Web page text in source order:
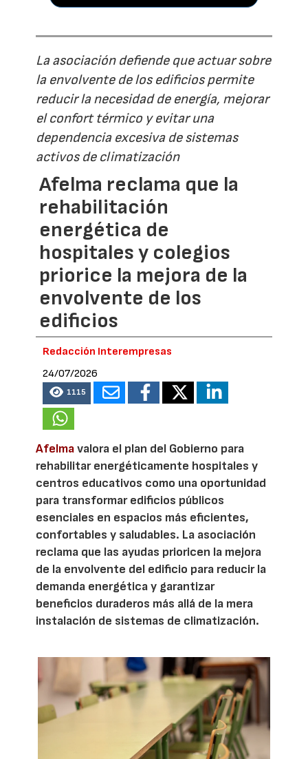
La asociación defiende que actuar sobre
la envolvente de los edificios permite
reducir la necesidad de energía, mejorar
el confort térmico y evitar una
dependencia excesiva de sistemas
activos de climatización
Afelma reclama que la
rehabilitación
energética de
hospitales y colegios
priorice la mejora de la
envolvente de los
edificios
Redacción Interempresas
24/07/2026
1115
Afelmavalora el plan del Gobierno para
rehabilitar energéticamente hospitales y
centros educativos como una oportunidad
para transformar edificios públicos
esenciales en espacios más eficientes,
confortables y saludables. La asociación
reclama que las ayudas prioricen la mejora
de la envolvente del edificio para reducir la
demanda energética y garantizar
beneficios duraderos más allá de la mera
instalación de sistemas de climatización.